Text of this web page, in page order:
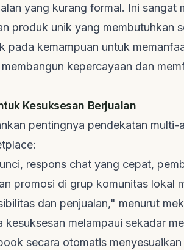
yang kurang formal. Ini sangat
produk unik yang membutuhkan
pada kemampuan untuk
kepercayaan dan
Kesuksesan Berjualan
pentingnya pendekatan
respons chat yang cepat,
promosi di grup komunitas lokal
dan penjualan," menurut
kesuksesan melampaui sekadar
secara otomatis